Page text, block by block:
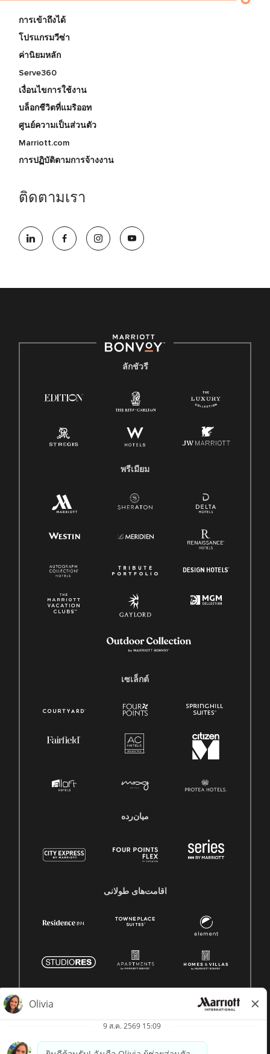
การเข้าถึงได้
โปรแกรมวีซ่า
ค่านิยมหลัก
Serve360
เงื่อนไขการใช้งาน
บล็อกชีวิตที่แมริออท
ศูนย์ความเป็นส่วนตัว
Marriott.com
การปฏิบัติตามการจ้างงาน
ติดตามเรา
ลักชัวรี
พรีเมียม
เซเล็กต์
میان‌رده
اقامت‌های طولانی